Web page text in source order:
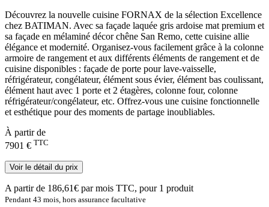
Découvrez la nouvelle cuisine FORNAX de la sélection Excellence
chez BATIMAN. Avec sa façade laquée gris ardoise mat premium et
sa façade en mélaminé décor chêne San Remo, cette cuisine allie
élégance et modernité. Organisez-vous facilement grâce à la colonne
armoire de rangement et aux différents éléments de rangement et de
cuisine disponibles : façade de porte pour lave-vaisselle,
réfrigérateur, congélateur, élément sous évier, élément bas coulissant,
élément haut avec 1 porte et 2 étagères, colonne four, colonne
réfrigérateur/congélateur, etc. Offrez-vous une cuisine fonctionnelle
et esthétique pour des moments de partage inoubliables.
À partir de
7901 € TTC
Voir le détail du prix
A partir de 186,61€ par mois TTC, pour 1 produit
Pendant 43 mois, hors assurance facultative